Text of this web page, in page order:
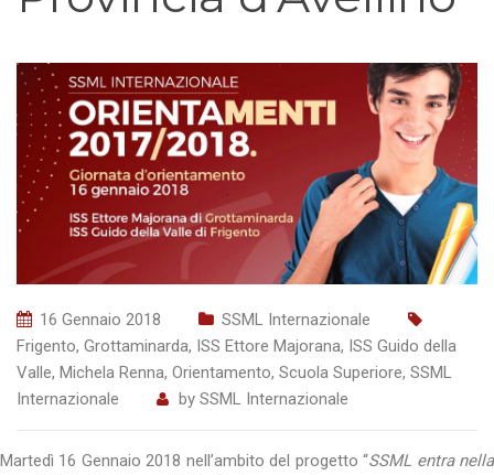
16 Gennaio 2018
SSML Internazionale
Frigento, Grottaminarda, ISS Ettore Majorana, ISS Guido della
Valle, Michela Renna, Orientamento, Scuola Superiore, SSML
Internazionale
by SSML Internazionale
Martedì 16 Gennaio 2018 nell’ambito del progetto “SSML entra nella